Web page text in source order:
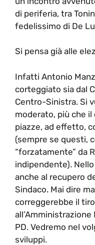
di periferia, tra
fedelissimo di De
Si pensa già alle
Infatti Antonio
corteggiato sia dal
Centro-Sinistra. Si
moderato, più che
piazze, ad effetto,
(sempre se questi,
“forzatamente” da
indipendente).
anche al recupero
Sindaco. Mai dire
correggerebbe il
all’Amministrazione
PD. Vedremo nel
sviluppi.